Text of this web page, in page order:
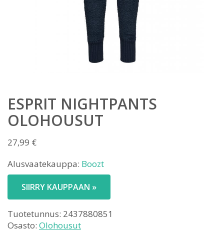
ESPRIT NIGHTPANTS
OLOHOUSUT
27,99 €
Alusvaatekauppa: Boozt
SIIRRY KAUPPAAN »
Tuotetunnus: 2437880851
Osasto: Olohousut